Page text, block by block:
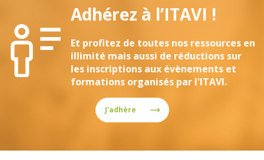
Adhérez à l’ITAVI !
Et profitez de toutes nos ressources en
illimité mais aussi de réductions sur
les inscriptions aux évènements et
formations organisés par l'ITAVI.
J'adhère